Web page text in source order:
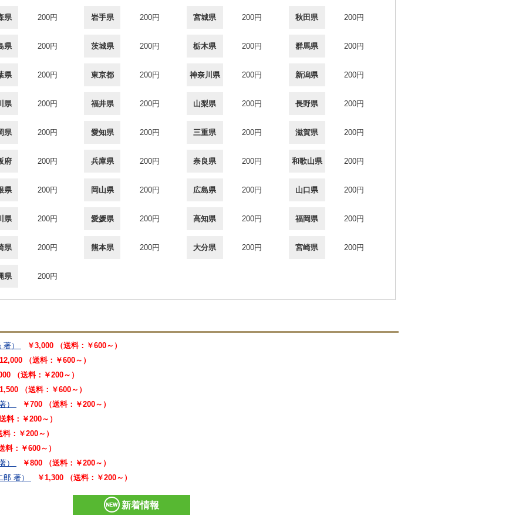
県 200円 岩手県 200円 宮城県 200円 秋田県 200円
県 200円 茨城県 200円 栃木県 200円 群馬県 200円
県 200円 東京都 200円 神奈川県 200円 新潟県 200円
県 200円 福井県 200円 山梨県 200円 長野県 200円
県 200円 愛知県 200円 三重県 200円 滋賀県 200円
府 200円 兵庫県 200円 奈良県 200円 和歌山県 200円
県 200円 岡山県 200円 広島県 200円 山口県 200円
県 200円 愛媛県 200円 高知県 200円 福岡県 200円
県 200円 熊本県 200円 大分県 200円 宮崎県 200円
県 200円
）
￥3,000 （送料：￥600～）
（送料：￥600～）
（送料：￥200～）
（送料：￥600～）
）
￥700 （送料：￥200～）
料：￥200～）
：￥200～）
料：￥600～）
）
￥800 （送料：￥200～）
著）
￥1,300 （送料：￥200～）
新着情報